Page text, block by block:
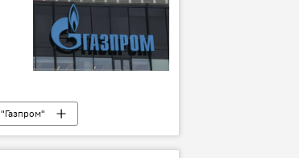
"Газпром"